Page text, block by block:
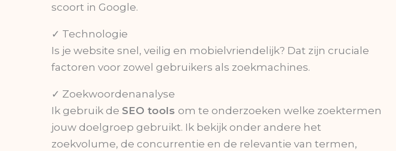
scoort in Google.
✓ Technologie
Is je website snel, veilig en mobielvriendelijk? Dat zijn cruciale
factoren voor zowel gebruikers als zoekmachines.
✓ Zoekwoordenanalyse
Ik gebruik de SEO tools om te onderzoeken welke zoektermen
jouw doelgroep gebruikt. Ik bekijk onder andere het
zoekvolume, de concurrentie en de relevantie van termen,